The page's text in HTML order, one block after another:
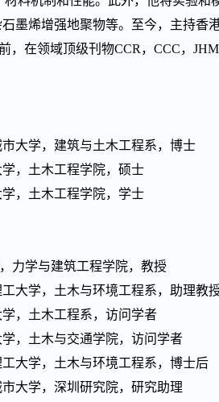
墨烯增强地聚物等。至今，主持香
，在领域顶级刊物CCR，CCC，
市大学，建筑与土木工程系，博士
学，土木工程学院，硕士
学，土木工程学院，学士
力学与建筑工程学院，教授
工大学，土木与环境工程系，助理教
学，土木工程系，访问学者
学，土木与交通学院，访问学者
工大学，土木与环境工程系，博士后
市大学，深圳研究院，研究助理